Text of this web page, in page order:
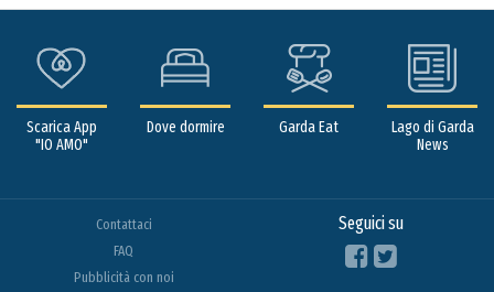
Scarica App
"IO AMO"
Dove dormire Garda Eat
Lago di Garda
News
Contattaci
FAQ
Pubblicità con noi
Seguici su